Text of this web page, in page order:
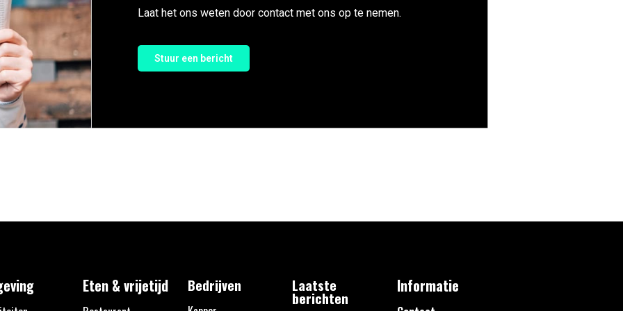
Laat het ons weten door contact met ons op te nemen.
Stuur een bericht
Eten & vrijetijd Bedrijven Laatste
berichten
Informatie